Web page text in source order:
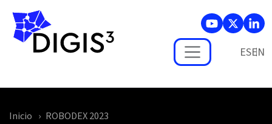
Skip to main content
ES
Inicio ROBODEX 2023